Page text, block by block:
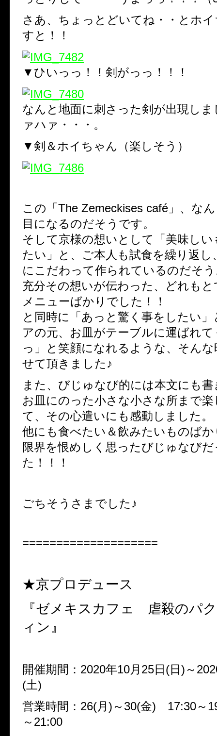
さあ、ちょっとどいてね・・とホ
すと！！
▼ひいっっ！！剣がっっ！！！
なんと地面に刺さった剣が出現しま
ァハァ・・・。
▼剣＆ホイちゃん（楽しそう）
この「The Zemeckises café」、な
目になるのだそうです。
そして京様の想いとして「美味し
たい」と、ご本人も試食を繰り返し
にこだわって作られているのだそ
充分その想いが伝わった、どれも
メニューばかりでした！！
と同時に「あっと驚く事をしたい
アの元、お皿がテーブルに運ばれ
っ」と笑顔になれるような、そん
せて頂きました♪
また、びじゅなび的には本文にも
お皿にのった小さな小さな所まで
て、その心遣いにも感動しました。
他にも食べたい＆飲みたいものば
限界を恨めしく思ったびじゅなび
た！！！
ごちそうさまでした♪
====================
★京プロデュース
『ゼメキスカフェ 虐殺のパ
ィン』
開催期間： 2020年10月 25日 (日 ) ～
(土)
営業時間： 26(月 ) ～ 30(金) 17:30～
～ 21:00